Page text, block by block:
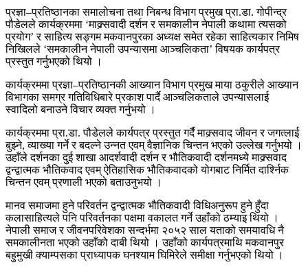
प्रज्ञा–प्रतिष्ठानका समालोचना तथा निबन्ध विभाग प्रमुख प्रा.डा. गोपीन्द्र
पौडेलले कार्यक्रममा ‘माक्र्सवादी दर्शन र समकालीन नेपाली कथामा त्यसको
प्रयोग’ र साहित्य सङ्गम मकवानपुरका अध्यक्ष समेत रहेका साहित्यकार निमिष
निखिलले ‘समकालीन नेपाली उपन्यासमा आञ्चलिकता’ विषयक कार्यपत्र
प्रस्तुत गर्नुभएको थियो ।
कार्यक्रममा प्रज्ञा–प्रतिष्ठानकी आख्यान विभाग प्रमुख माया ठकुरीले आख्यान
विभागका समग्र गतिविधिबारे प्रकाश पार्दै आञ्चलिकताले उपन्यासलाई
स्वादिलो बनाउने विचार व्यक्त गर्नुभयो ।
कार्यक्रममा प्रा.डा. पौडेलले कार्यपत्र प्रस्तुत गर्दै माक्र्सवाद जीवन र जगत्लाई
बुझ्ने, व्याख्या गर्ने र बदल्ने उन्नत एवम् वैज्ञानिक चिन्तन भएको उल्लेख गर्नुभयो ।
उहाँले दर्शनका दुई शाखा आदर्शवादी दर्शन र भौतिकवादी दर्शनमध्ये माक्र्सवाद
द्वन्द्वात्मक भौतिकवाद एवम् ऐतिहासिक भौतिकवादको योगबाट निर्मित दार्श्निक
चिन्तन एवम् प्रणाली भएको बताउनुभयो ।
मानव समाजमा हुने परिवर्तन द्वन्द्वात्मक भौतिकवादी विधिअनुरूप हुने हुँदा
कलासाहित्यले पनि परिवर्तनका पक्षमा वकालत गर्ने उहाँको ठम्याइ थियो ।
नेपाली समाज र जीवनपरिवेशका सन्दर्भमा २०५२ साल यताको समयावधि नै
समकालीनता भएको उहाँको दाबी थियो । उहाँको कार्यपत्रमाथि मकवानपुर
बहुमुखी क्याम्पसका प्राध्यापक घनश्याम घिमिरेले समीक्षा गर्नुभएको थियो ।